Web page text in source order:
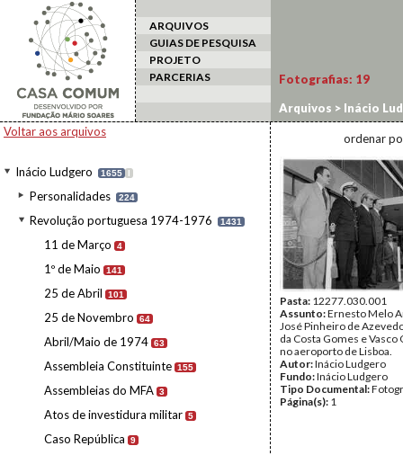
ARQUIVOS
GUIAS DE PESQUISA
PROJETO
PARCERIAS
Voltar aos arquivos
Inácio Ludgero 1655 I
Personalidades 224
Revolução portuguesa 1974-1976 1431
11 de Março 4
1º de Maio 141
25 de Abril 101
25 de Novembro 64
Abril/Maio de 1974 63
Assembleia Constituinte 155
Assembleias do MFA 3
Atos de investidura militar 5
Caso República 9
Fotografias: 19
Arquivos > Inácio
ordenar
Pasta: 12277.030.001
Assunto:Ernesto Melo
José Pinheiro de
da Costa Gomes e Vasco
no aeroporto de Lisboa.
Autor:Inácio Ludgero
Fundo:Inácio Ludgero
Tipo Documental:
Página(s): 1